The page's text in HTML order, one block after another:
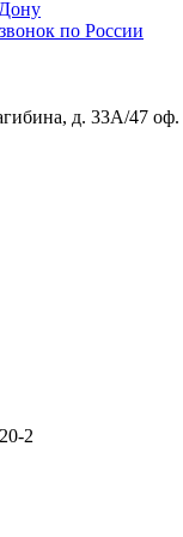
по России
д. 33А/47 оф.
2